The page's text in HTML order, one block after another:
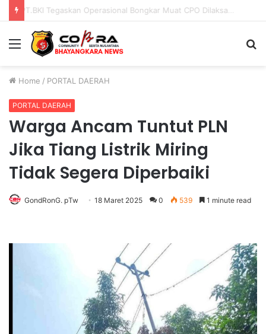
Menu
Home / PORTAL DAERAH
PORTAL DAERAH
Warga Ancam Tuntut PLN
Jika Tiang Listrik Miring
Tidak Segera Diperbaiki
GondRonG. pTw 18 Maret 2025 0 539 1 minute read